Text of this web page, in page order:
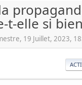
t-elle si
19 Juillet, 2023,